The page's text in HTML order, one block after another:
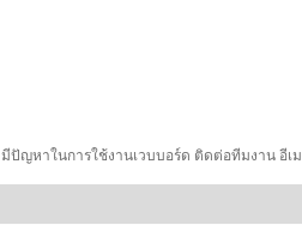
มีปัญหาในการใช้งานเวบบอร์ด ติดต่อทีมงาน อีเ